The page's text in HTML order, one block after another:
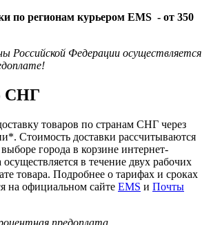
по регионам курьером EMS - от 350
Российской Федерации осуществляется
СНГ
товаров по странам СНГ через
Стоимость доставки рассчитываются
города в корзине интернет-
в течение двух рабочих
товара. Подробнее о тарифах и сроках
на официальном сайте EMS и Почты
предоплата